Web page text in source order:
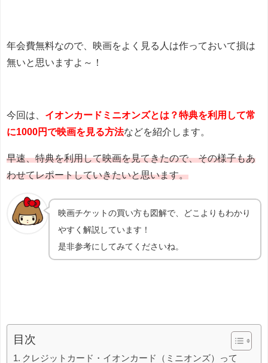
年会費無料なので、映画をよく見る人は作っておいて損は
無いと思いますよ～！
今回は、 イオンカードミニオンズとは？特典を利用して常
に1000円で映画を見る方法などを紹介します。
早速、特典を利用して映画を見てきたので、その様子もあ
わせてレポートしていきたいと思います。
映画チケットの買い方も図解で、どこよりもわかり
やすく解説しています！
是非参考にしてみてくださいね。
目次
クレジットカード・イオンカード（ミニオンズ）って